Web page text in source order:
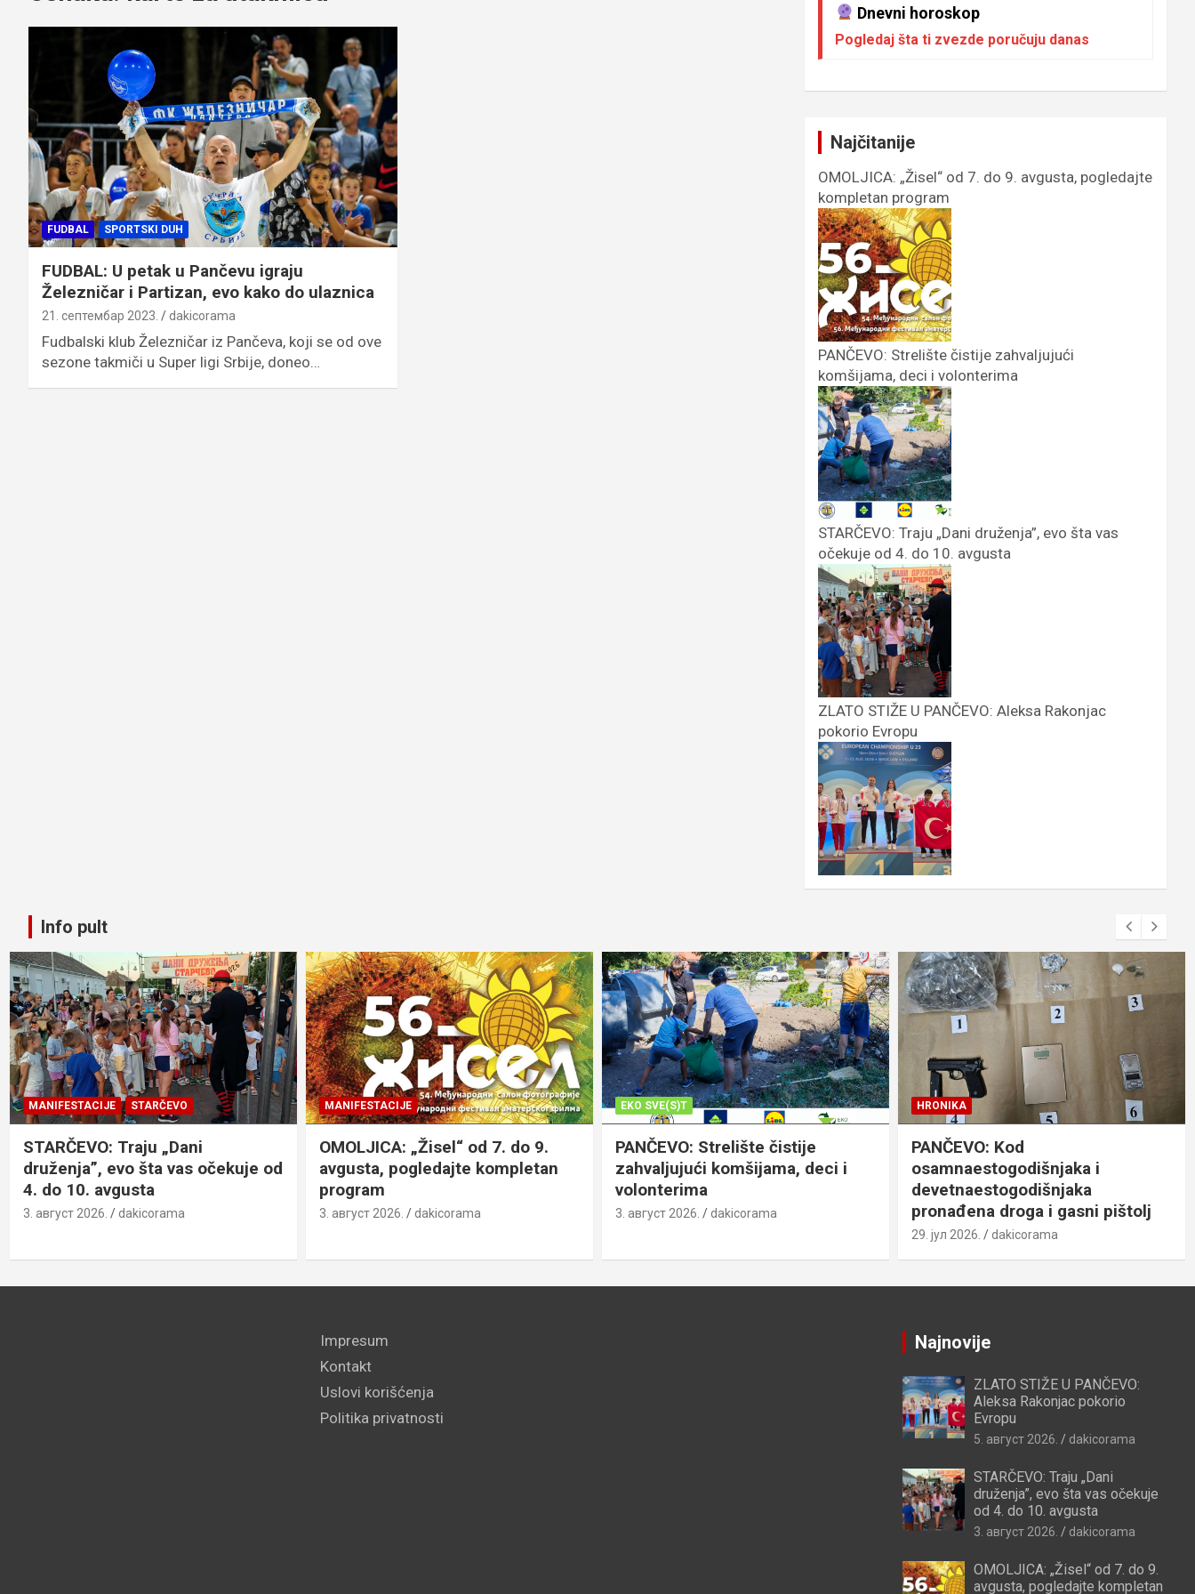
FUDBAL SPORTSKI DUH
FUDBAL: U petak u Pančevu igraju
Železničar i Partizan, evo kako do ulaznica
21. септембар 2023. dakicorama
Fudbalski klub Železničar iz Pančeva, koji se od ove
sezone takmiči u Super ligi Srbije, doneo…
Dnevni horoskop
Pogledaj šta ti zvezde poručuju danas
Najčitanije
OMOLJICA: „Žisel“ od 7. do 9. avgusta, pogledajte
kompletan program
PANČEVO: Strelište čistije zahvaljujući
komšijama, deci i volonterima
STARČEVO: Traju „Dani druženja”, evo šta vas
očekuje od 4. do 10. avgusta
ZLATO STIŽE U PANČEVO: Aleksa Rakonjac
pokorio Evropu
Info pult
MANIFESTACIJE STARČEVO
STARČEVO: Traju „Dani
druženja”, evo šta vas očekuje od
4. do 10. avgusta
3. август 2026. dakicorama
MANIFESTACIJE
OMOLJICA: „Žisel“ od 7. do 9.
avgusta, pogledajte kompletan
program
3. август 2026. dakicorama
EKO SVE(S)T
PANČEVO: Strelište čistije
zahvaljujući komšijama, deci i
volonterima
3. август 2026. dakicorama
HRONIKA
PANČEVO: Kod
osamnaestogodišnjaka i
devetnaestogodišnjaka
pronađena droga i gasni pištolj
29. јул 2026. dakicorama
Impresum
Kontakt
Uslovi korišćenja
Politika privatnosti
Najnovije
ZLATO STIŽE U PANČEVO:
Aleksa Rakonjac pokorio
Evropu
5. август 2026. dakicorama
STARČEVO: Traju „Dani
druženja”, evo šta vas očekuje
od 4. do 10. avgusta
3. август 2026. dakicorama
OMOLJICA: „Žisel“ od 7. do 9.
avgusta, pogledajte kompletan